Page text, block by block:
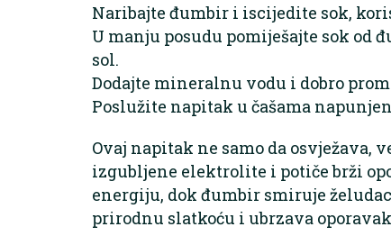
Naribajte đumbir i iscijedite sok,
U manju posudu pomiješajte sok
sol.
Dodajte mineralnu vodu i dobro
Poslužite napitak u čašama
Ovaj napitak ne samo da osvježava,
izgubljene elektrolite i potiče brži
energiju, dok đumbir smiruje
prirodnu slatkoću i ubrzava